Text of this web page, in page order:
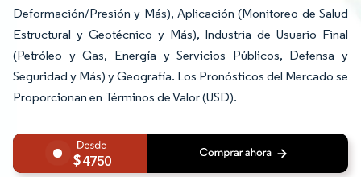
Deformación/Presión y Más), Aplicación (Monitoreo de Salud
Estructural y Geotécnico y Más), Industria de Usuario Final
(Petróleo y Gas, Energía y Servicios Públicos, Defensa y
Seguridad y Más) y Geografía. Los Pronósticos del Mercado se
Proporcionan en Términos de Valor (USD).
4750